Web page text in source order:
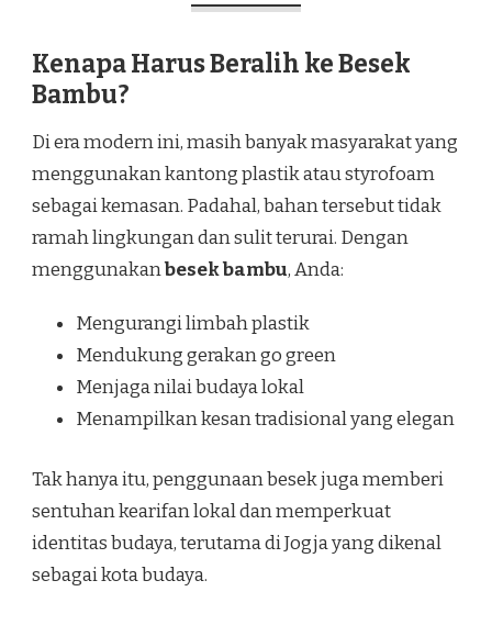
Kenapa Harus Beralih ke Besek
Bambu?
Di era modern ini, masih banyak masyarakat yang
menggunakan kantong plastik atau styrofoam
sebagai kemasan. Padahal, bahan tersebut tidak
ramah lingkungan dan sulit terurai. Dengan
menggunakanbesek bambu, Anda:
Mengurangi limbah plastik
Mendukung gerakan go green
Menjaga nilai budaya lokal
Menampilkan kesan tradisional yang elegan
Tak hanya itu, penggunaan besek juga memberi
sentuhan kearifan lokal dan memperkuat
identitas budaya, terutama di Jogja yang dikenal
sebagai kota budaya.